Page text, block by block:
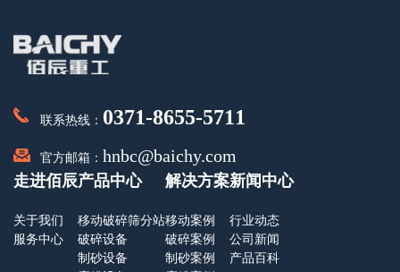
联系热线： 0371-8655-5711
官方邮箱： hnbc@baichy.com
走进佰辰
关于我们
服务中心
产品中心
移动破碎筛分站
破碎设备
制砂设备
解决方案
移动案例
破碎案例
制砂案例
新闻中心
行业动态
公司新闻
产品百科